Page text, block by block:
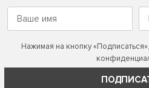
Нажимая на кнопку